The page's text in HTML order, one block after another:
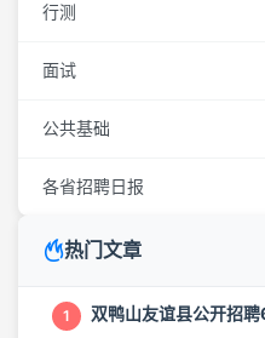
行测
面试
公共基础
各省招聘日报
热门文章
1 双鸭山友谊县公开招